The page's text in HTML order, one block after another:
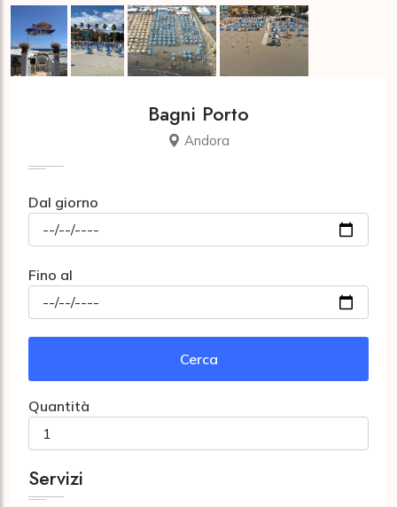
Bagni Porto
Andora
Dal giorno
Fino al
Cerca
Quantità
Servizi